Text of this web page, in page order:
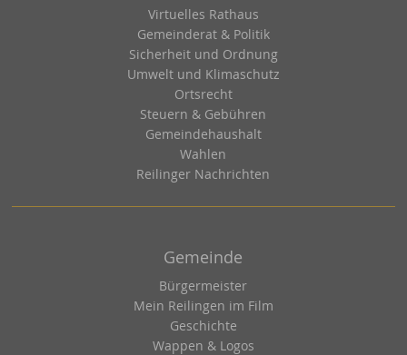
Virtuelles Rathaus
Gemeinderat & Politik
Sicherheit und Ordnung
Umwelt und Klimaschutz
Ortsrecht
Steuern & Gebühren
Gemeindehaushalt
Wahlen
Reilinger Nachrichten
Gemeinde
Bürgermeister
Mein Reilingen im Film
Geschichte
Wappen & Logos